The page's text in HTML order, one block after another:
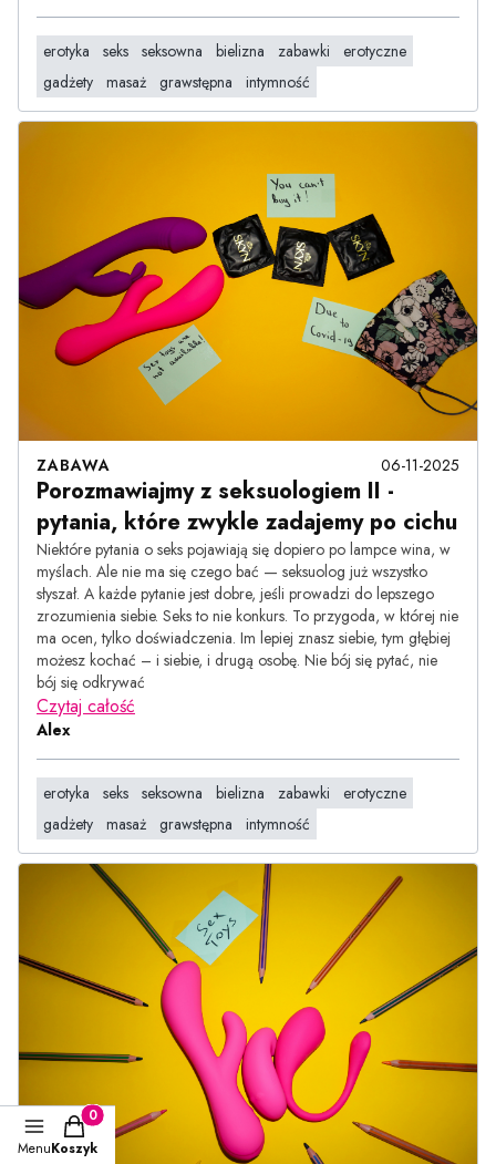
erotyka seks seksowna bielizna zabawki
erotyczne
gadżety masaż grawstępna intymność
ZABAWA 06-11-2025
Porozmawiajmy z seksuologiem II -
pytania, które zwykle zadajemy po cichu
Niektóre pytania o seks pojawiają się dopiero po lampce wina, w
myślach. Ale nie ma się czego bać — seksuolog już wszystko
słyszał. A każde pytanie jest dobre, jeśli prowadzi do lepszego
zrozumienia siebie. Seks to nie konkurs. To przygoda, w której nie
ma ocen, tylko doświadczenia. Im lepiej znasz siebie, tym głębiej
możesz kochać – i siebie, i drugą osobę. Nie bój się pytać, nie
bój się odkrywać
Czytaj całość
Alex
erotyka seks seksowna bielizna zabawki
erotyczne
gadżety masaż grawstępna intymność
Menu
Produkty w koszyku: 0. Zobacz szczegóły
Koszyk